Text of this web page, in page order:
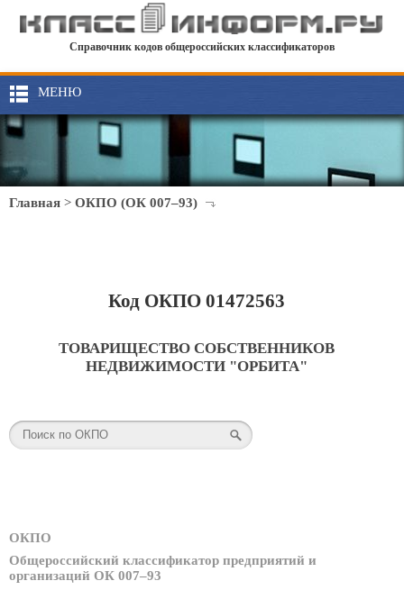
Справочник кодов общероссийских классификаторов
МЕНЮ
Главная > ОКПО (ОК 007–93)
Код ОКПО 01472563
ТОВАРИЩЕСТВО СОБСТВЕННИКОВ
НЕДВИЖИМОСТИ "ОРБИТА"
ОКПО
Общероссийский классификатор предприятий и
организаций ОК 007–93